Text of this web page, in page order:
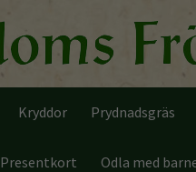
Kryddor Prydnadsgräs
Presentkort Odla med